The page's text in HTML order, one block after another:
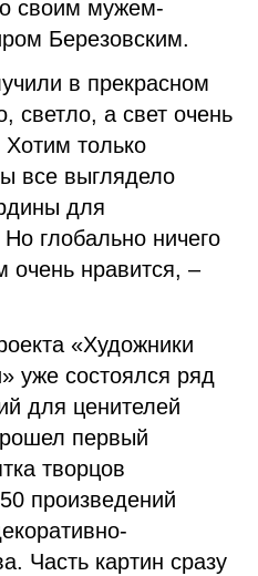
своим мужем-
Березовским.
в прекрасном
светло, а свет очень
только
все выглядело
для
глобально ничего
очень нравится, –
«Художники
уже состоялся ряд
для ценителей
первый
творцов
произведений
Часть картин сразу